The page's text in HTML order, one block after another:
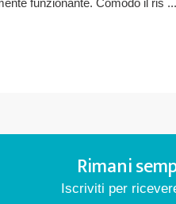
Rimani
Iscriviti per